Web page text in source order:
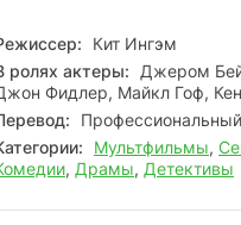
Кит Ингэм
ролях актеры:
Джером
Фидлер, Майкл Гоф,
Мультфильмы,
, Драмы, Детективы